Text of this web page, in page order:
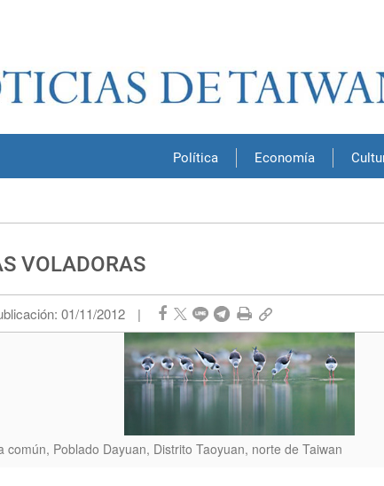
Política Economía
VOLADORAS
01/11/2012 |
común, Poblado Dayuan, Distrito Taoyuan, norte de Taiwan